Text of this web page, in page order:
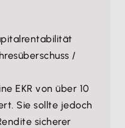
/
EKR von über 10
Sie sollte jedoch
sicherer